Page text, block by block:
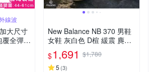
線波
大尺寸
全彈性
護套 運
New Balance NB 370 男鞋
女鞋 灰白色 D楦 緩震 麂皮
中性 復古 運動 休閒鞋 U37
0AH
$1,691 $1,780
5 (3)